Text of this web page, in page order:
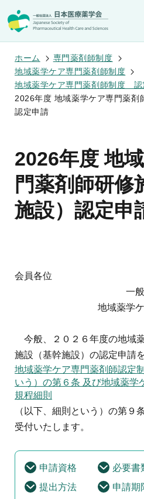
日本医療薬学会について
日本医療薬学会についてトップ
沿革・あゆみ
組織・名簿
委員会
規程・細則
情報公開
学会概要
開催予定のイベント一覧
年会
医療薬学公開シンポジウム
フレッシャーズ・カンファラン
臨床研究セミナー
薬物療法集中講義
がん専門薬剤師集中教育講座
その他の主催イベント
学術誌・書籍
医療薬学
JPHCS（英文誌）
出版書籍
専門薬剤師制度
専門薬剤師制度トップ
海外研修
他団体との連携協力トップ
連携協力団体からのお知らせ
English
ホーム
専門薬剤師制度
地域薬学ケア専門薬剤師制度
地域薬学ケア専門薬剤師制度 認
2026年度 地域薬学ケア専門薬剤
認定申請
2026年度 地
門薬剤師研修
施設）認定申
会員各位
一
地域薬学
今般、２０２６年度の地域
施設（基幹施設）の認定申請を
地域薬学ケア専門薬剤師認定
いう）の第６条 及び地域薬学
規程細則
（以下、細則という）の第９
受付いたします。
申請資格
必要書
提出方法
申請期